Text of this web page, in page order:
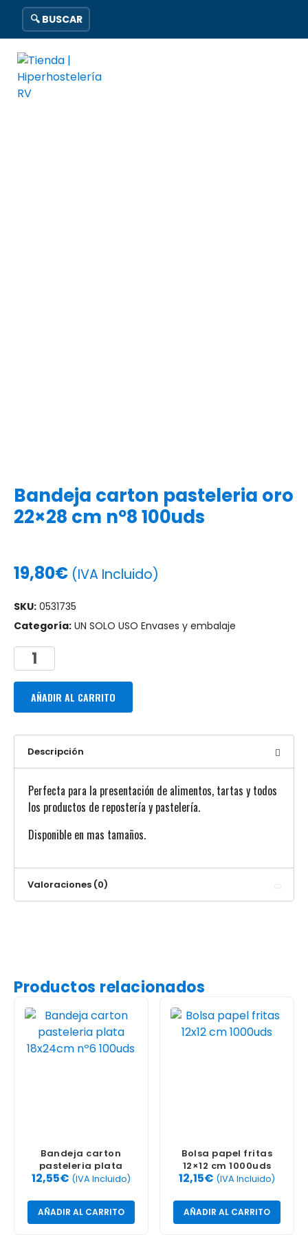
🔍 BUSCAR
Bandeja carton pasteleria oro
22×28 cm nº8 100uds
19,80€ (IVA Incluido)
SKU: 0531735
Categoría: UN SOLO USO Envases y embalaje
AÑADIR AL CARRITO
Descripción
Perfecta para la presentación de alimentos, tartas y todos
los productos de repostería y pastelería.
Disponible en mas tamaños.
Valoraciones (0)
Productos relacionados
Bandeja carton
pasteleria plata
18x24cm nº6 100uds
12,55€ (IVA Incluido)
AÑADIR AL CARRITO
Bolsa papel fritas
12×12 cm 1000uds
12,15€ (IVA Incluido)
AÑADIR AL CARRITO